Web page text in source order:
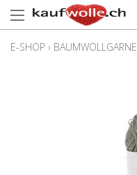
E-SHOP › BAUMWOLLGARNE